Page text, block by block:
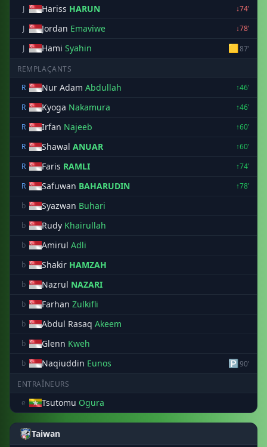
J
Hariss HARUN
↓74'
J
Jordan Emaviwe
↓78'
J
Hami Syahin 🟨87'
REMPLAÇANTS
R
Nur Adam Abdullah
↑46'
R
Kyoga Nakamura
↑46'
R
Irfan Najeeb
↑60'
R
Shawal ANUAR
↑60'
R
Faris RAMLI
↑74'
R
Safuwan BAHARUDIN
↑78'
b
Syazwan Buhari
b Rudy Khairullah
b Amirul Adli
b Shakir HAMZAH
b Nazrul NAZARI
b Farhan Zulkifli
b Abdul Rasaq Akeem
b Glenn Kweh
b Naqiuddin Eunos 🅿90'
ENTRAÎNEURS
e
Tsutomu Ogura
Taiwan